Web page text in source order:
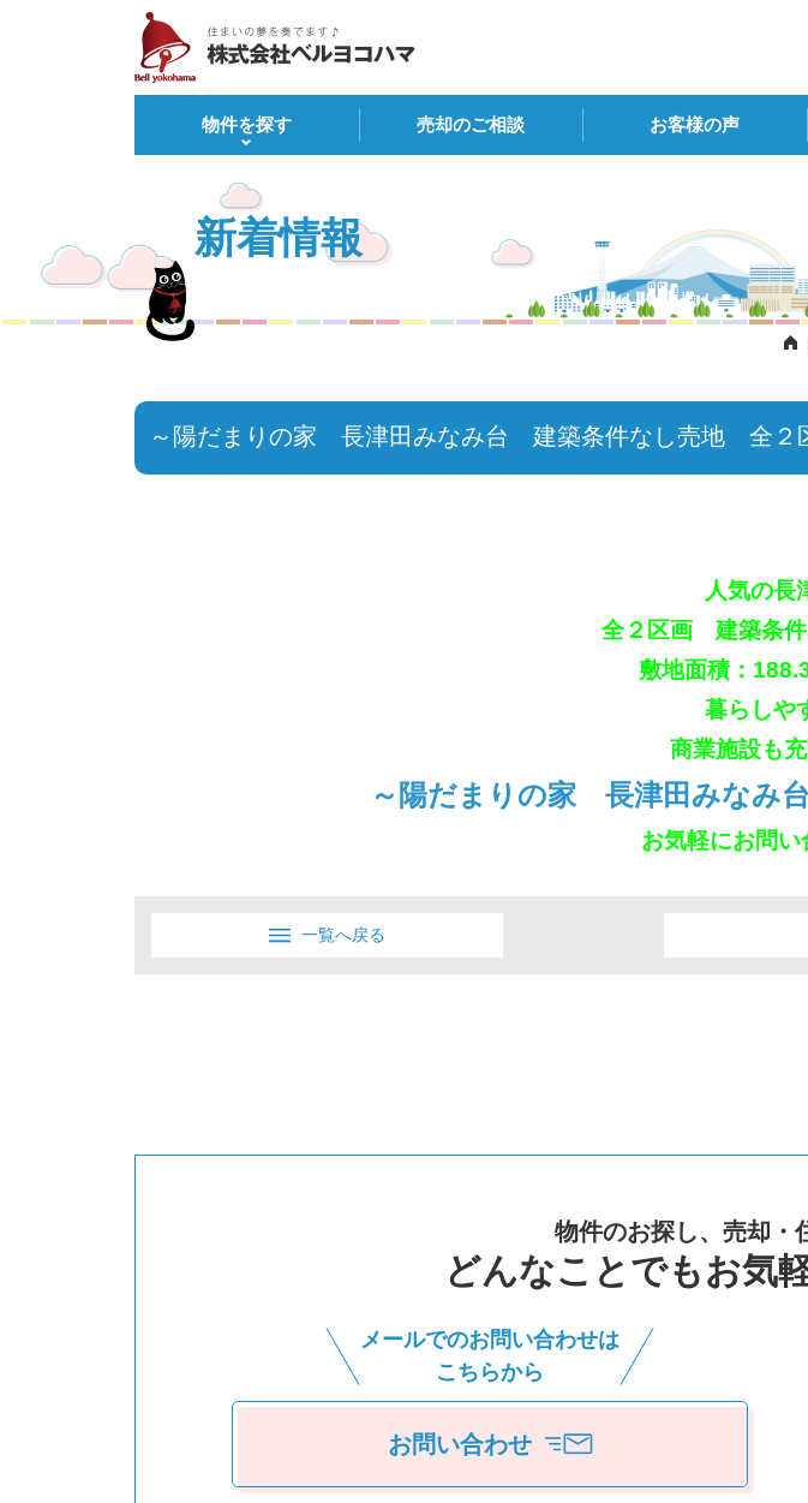
物件を探す 売却のご相談 お客様の声
新着情報
～陽だまりの家 長津田みなみ台 建築条件なし売地 全２
人気の長
全２区画 建築条
敷地面積：
暮らしや
商業施設も
～陽だまりの家 長津田みなみ
お気軽にお問い
一覧へ戻る
物件のお探し、売却・
どんなことでもお気
メールでのお問い合わせは
こちらから
お問い合わせ